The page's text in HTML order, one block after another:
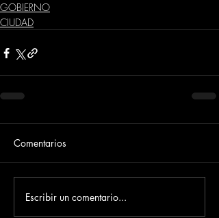
GOBIERNO
CIUDAD
Comentarios
Escribir un comentario...